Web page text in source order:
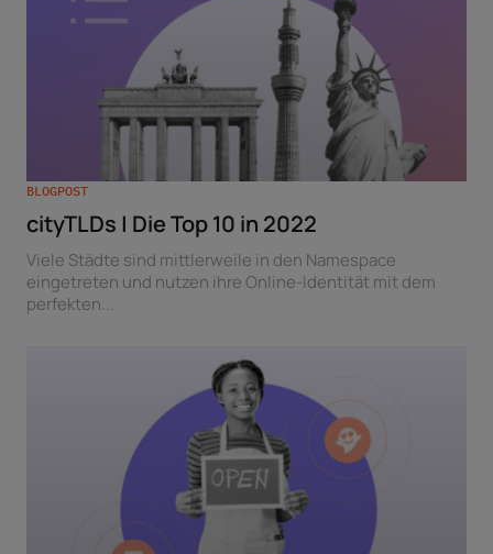
BLOGPOST
cityTLDs | Die Top 10 in 2022
Viele Städte sind mittlerweile in den Namespace
eingetreten und nutzen ihre Online-Identität mit dem
perfekten...